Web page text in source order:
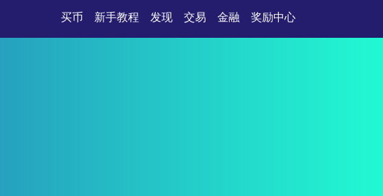
买币 新手教程 发现 交易 金融 奖励中心